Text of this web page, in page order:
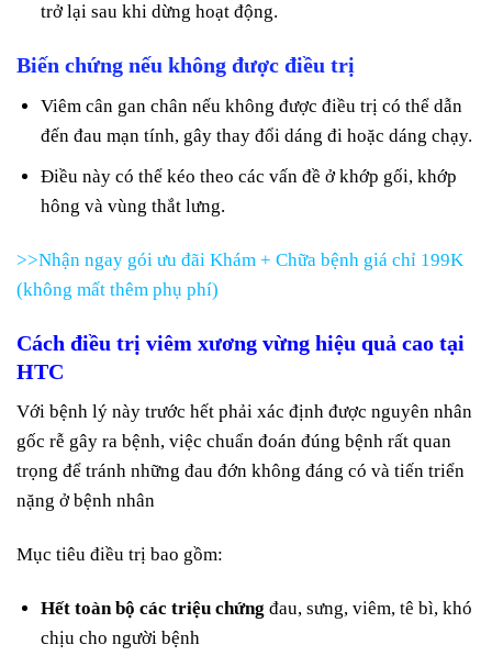
trở lại sau khi dừng hoạt động.
Biến chứng nếu không được điều trị
Viêm cân gan chân nếu không được điều trị có thể dẫn
đến đau mạn tính, gây thay đổi dáng đi hoặc dáng chạy.
Điều này có thể kéo theo các vấn đề ở khớp gối, khớp
hông và vùng thắt lưng.
>>Nhận ngay gói ưu đãi Khám + Chữa bệnh giá chỉ 199K
(không mất thêm phụ phí)
Cách điều trị viêm xương vừng hiệu quả cao tại
HTC
Với bệnh lý này trước hết phải xác định được nguyên nhân
gốc rễ gây ra bệnh, việc chuẩn đoán đúng bệnh rất quan
trọng để tránh những đau đớn không đáng có và tiến triển
nặng ở bệnh nhân
Mục tiêu điều trị bao gồm:
Hết toàn bộ các triệu chứng đau, sưng, viêm, tê bì, khó
chịu cho người bệnh